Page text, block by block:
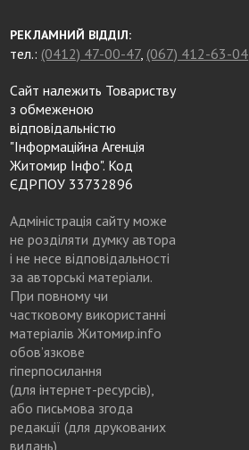
РЕКЛАМНИЙ ВІДДІЛ:
тел.: (0412) 47-00-47, (067) 412-63-04
Сайт належить Товариству
з обмеженою
відповідальністю
"Інформаційна Агенція
Житомир Інфо". Код
ЄДРПОУ 33732896
Адміністрація сайту може
не розділяти думку автора
і не несе відповідальності
за авторські матеріали.
При повному чи
частковому використанні
матеріалів Житомир.info
обов’язкове
гіперпосилання
(для інтернет-ресурсів),
або письмова згода
редакції (для друкованих
видань)